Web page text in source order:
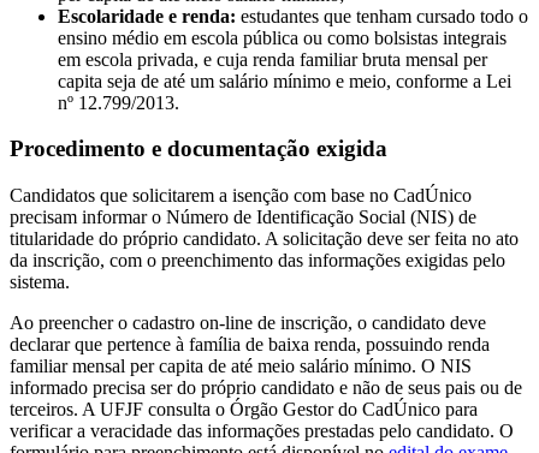
Escolaridade e renda: estudantes que tenham cursado todo o
ensino médio em escola pública ou como bolsistas integrais
em escola privada, e cuja renda familiar bruta mensal per
capita seja de até um salário mínimo e meio, conforme a Lei
nº 12.799/2013.
Procedimento e documentação exigida
Candidatos que solicitarem a isenção com base no CadÚnico
precisam informar o Número de Identificação Social (NIS) de
titularidade do próprio candidato. A solicitação deve ser feita no ato
da inscrição, com o preenchimento das informações exigidas pelo
sistema.
Ao preencher o cadastro on-line de inscrição, o candidato deve
declarar que pertence à família de baixa renda, possuindo renda
familiar mensal per capita de até meio salário mínimo. O NIS
informado precisa ser do próprio candidato e não de seus pais ou de
terceiros. A UFJF consulta o Órgão Gestor do CadÚnico para
verificar a veracidade das informações prestadas pelo candidato. O